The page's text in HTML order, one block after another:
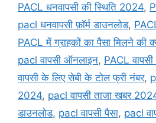
PACL धनवापसी की स्थिति 2024,
pacl धनवापसी फ़ॉर्म डाउनलोड,
PACL में ग्राहकों का पैसा मिलने की
pacl वापसी ऑनलाइन, PACL
वापसी के लिए सेबी के टोल फ्री नंबर,
2024, pacl वापसी ताजा खबर
डाउनलोड, pacl वापसी पैसा, pacl